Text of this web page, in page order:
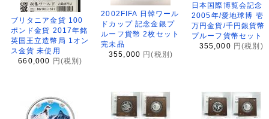
ブリタニア金貨 100
ポンド金貨 2017年銘
英国王立造幣局 1オン
ス金貨 未使用
660,000 円(税別)
2002FIFA 日韓ワール
ドカップ 記念金銀プ
ルーフ貨幣 2枚セット
完未品
355,000 円(税別)
日本国際博覧会記念
2005年/愛地球博 壱
万円金貨/千円銀貨幣
プルーフ貨幣セット
355,000 円(税別)